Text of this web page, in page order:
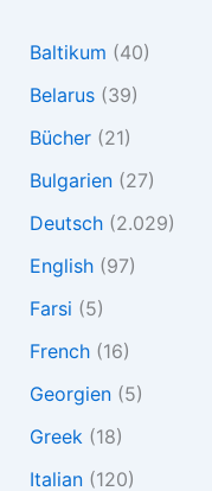
Baltikum (40)
Belarus(39)
Bücher(21)
Bulgarien(27)
Deutsch(2.029)
English(97)
Farsi (5)
French(16)
Georgien(5)
Greek (18)
Italian(120)